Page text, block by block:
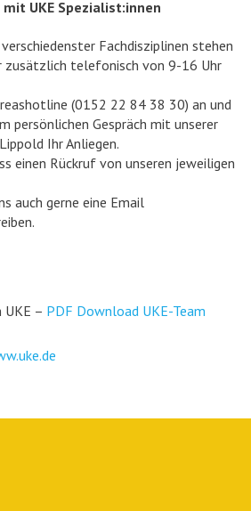
UKE Spezialist:innen
Fachdisziplinen stehen
zusätzlich telefonisch von 9-16 Uhr
(0152 22 84 38 30) an und
persönlichen Gespräch mit unserer
Ihr Anliegen.
einen Rückruf von unseren jeweiligen
auch gerne eine Email
UKE – PDF Download UKE-Team